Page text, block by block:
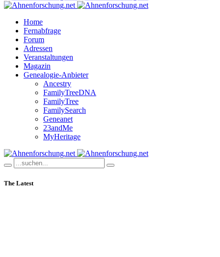
Home
Fernabfrage
Forum
Adressen
Veranstaltungen
Magazin
Genealogie-Anbieter
Ancestry
FamilyTreeDNA
FamilyTree
FamilySearch
Geneanet
23andMe
MyHeritage
The Latest